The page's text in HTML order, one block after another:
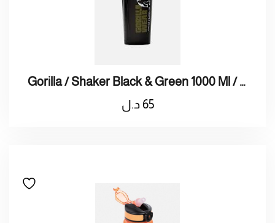
Gorilla / Shaker Black & Green 1000 Ml / قوريلا / شيكر اسود و اخضر 1000 مل
65 د.ل